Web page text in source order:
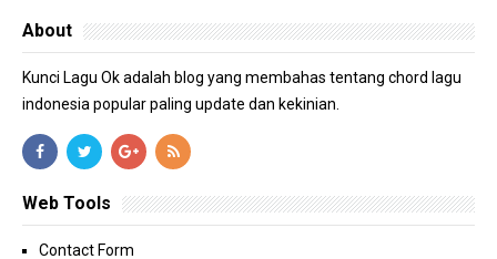
About
Kunci Lagu Ok adalah blog yang membahas tentang chord lagu
indonesia popular paling update dan kekinian.
Web Tools
Contact Form